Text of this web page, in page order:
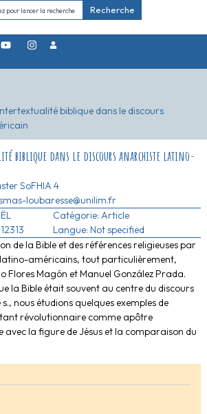
Recherche
biblique dans le discours
biblique dans le discours anarchiste latino-
SoFHIA 4
loubaresse@unilim.fr
Catégorie: Article
Langue: Not specified
de la Bible et des références religieuses par
américains, tout particulièrement,
Flores Magón et Manuel González Prada.
la Bible était souvent au centre du discours
nous étudions quelques exemples de
révolutionnaire comme apôtre
avec la figure de Jésus et la comparaison du